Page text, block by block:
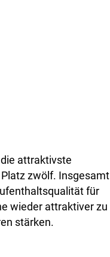
attraktivste
zwölf. Insgesamt
für
wieder attraktiver zu
stärken.